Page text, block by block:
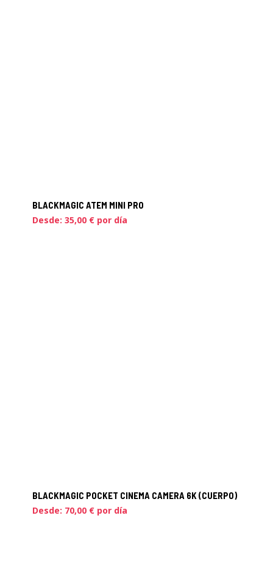
BLACKMAGIC ATEM MINI PRO
Desde: 35,00 € por día
BLACKMAGIC POCKET CINEMA CAMERA 6K (CUERPO)
Desde: 70,00 € por día